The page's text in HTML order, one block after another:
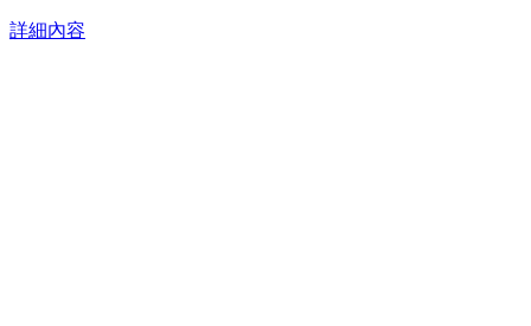
詳細內容